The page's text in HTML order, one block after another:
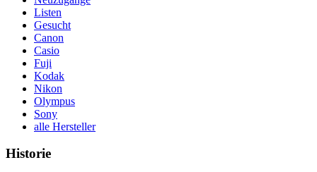
Listen
Gesucht
Canon
Casio
Fuji
Kodak
Nikon
Olympus
Sony
alle Hersteller
Historie